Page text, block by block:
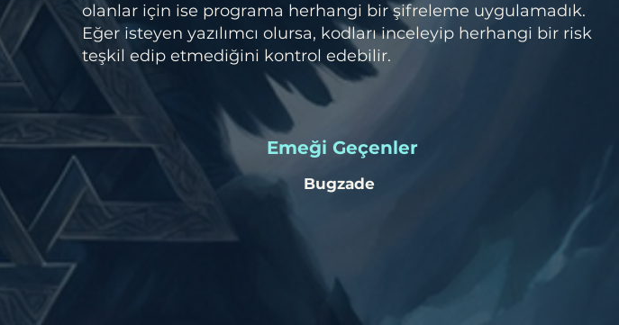
olanlar için ise programa herhangi bir şifreleme uygulamadık.
Eğer isteyen yazılımcı olursa, kodları inceleyip herhangi bir risk
teşkil edip etmediğini kontrol edebilir.
​Emeği Geçenler
Bugzade